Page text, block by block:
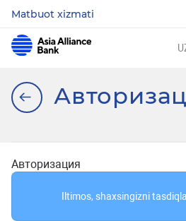
Matbuot xizmati
Авторизация
Iltimos, shaxsingizni